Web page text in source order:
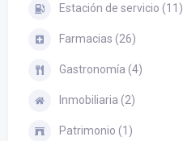
Estación de servicio (11)
Farmacias (26)
Gastronomía (4)
Inmobiliaria (2)
Patrimonio (1)